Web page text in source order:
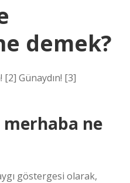
demek?
[2] Günaydın! [3]
merhaba ne
göstergesi olarak,